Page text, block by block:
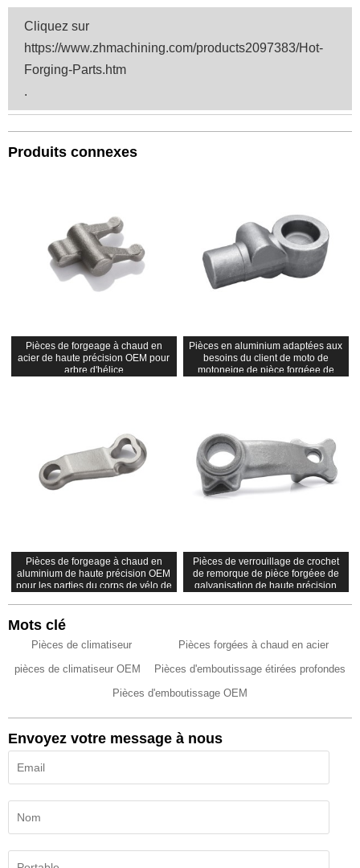
Cliquez sur
https://www.zhmachining.com/products2097383/Hot-
Forging-Parts.htm
.
Produits connexes
Pièces de forgeage à chaud en
acier de haute précision OEM pour
arbre d'hélice
Pièces en aluminium adaptées aux
besoins du client de moto de
motoneige de pièce forgéee de
Pièces de forgeage à chaud en
aluminium de haute précision OEM
pour les parties du corps de vélo de
Pièces de verrouillage de crochet
de remorque de pièce forgéee de
galvanisation de haute précision
Mots clé
Pièces de climatiseur
Pièces forgées à chaud en acier
pièces de climatiseur OEM
Pièces d'emboutissage étirées profondes
Pièces d'emboutissage OEM
Envoyez votre message à nous